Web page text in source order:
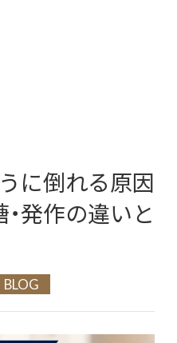
に倒れる原因
・発作の違いと
BLOG